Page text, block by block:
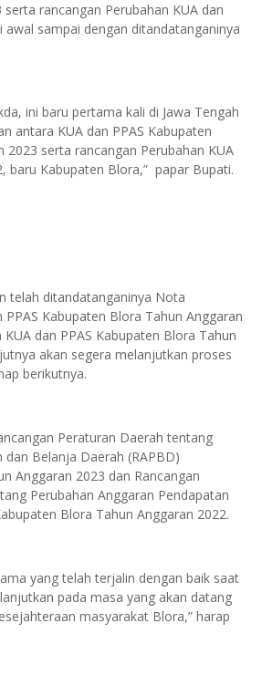
rancangan Perubahan KUA dan
awal sampai dengan ditandatanganinya
ini baru pertama kali di Jawa Tengah
antara KUA dan PPAS Kabupaten
2023 serta rancangan Perubahan KUA
baru Kabupaten Blora,” papar Bupati.
telah ditandatanganinya Nota
PPAS Kabupaten Blora Tahun Anggaran
dan PPAS Kabupaten Blora Tahun
akan segera melanjutkan proses
berikutnya.
Peraturan Daerah tentang
Belanja Daerah (RAPBD)
Anggaran 2023 dan Rancangan
Perubahan Anggaran Pendapatan
Blora Tahun Anggaran 2022.
yang telah terjalin dengan baik saat
pada masa yang akan datang
masyarakat Blora,” harap